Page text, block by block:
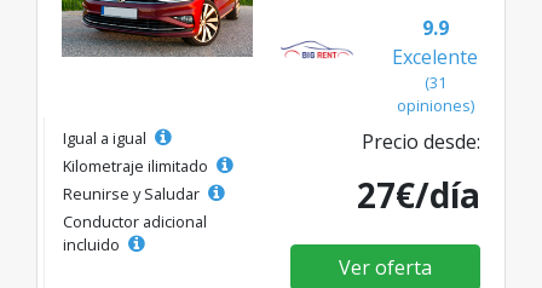
9.9
Excelente
(31
opiniones)
Igual a igual
Kilometraje ilimitado
Reunirse y Saludar
Conductor adicional
incluido
Precio desde:
27€/día
Ver oferta